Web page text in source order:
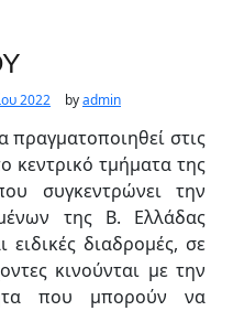
2022 byadmin
στις
κεντρικό τμήματα της
συγκεντρώνει την
της Β. Ελλάδας
ειδικές διαδρομές, σε
κινούνται με την
που μπορούν να